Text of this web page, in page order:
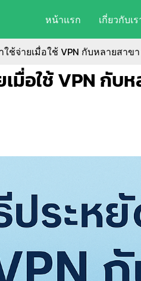
หน้าแรก เกี่ยวกับเร
ช้จ่ายเมื่อใช้ VPN กับหลายสาขา
มื่อใช้ VPN กับ